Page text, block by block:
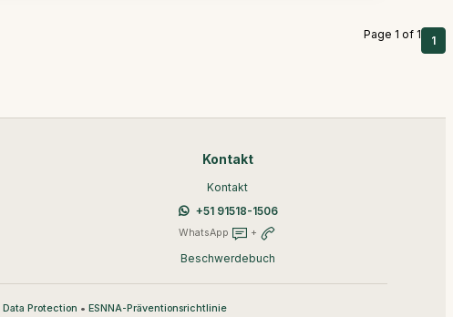
Page 1 of 1 1
Kontakt
Kontakt
+51 91518-1506
WhatsApp +
Beschwerdebuch
Data Protection • ESNNA-Präventionsrichtlinie